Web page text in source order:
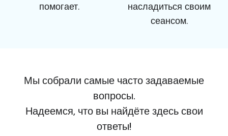
помогает.
насладиться своим
сеансом.
Мы собрали самые часто задаваемые
вопросы.
Надеемся, что вы найдёте здесь свои
ответы!